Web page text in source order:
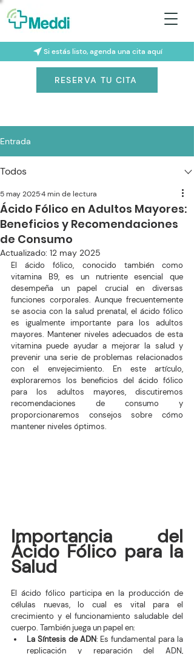
Si estás listo, agenda una cita aquí
RESERVA TU CITA
Entrada
Todos
Ácido Fólico en Adultos Mayores:
Beneficios y Recomendaciones
de Consumo
5 may 20254 min de lectura
Actualizado: 12 may 2025
El ácido fólico, conocido también como
vitamina B9, es un nutriente esencial que
desempeña un papel crucial en diversas
funciones corporales. Aunque frecuentemente
se asocia con la salud prenatal, el ácido fólico
es igualmente importante para los adultos
mayores. Mantener niveles adecuados de esta
vitamina puede ayudar a mejorar la salud y
prevenir una serie de problemas relacionados
con el envejecimiento. En este artículo,
exploraremos los beneficios del ácido fólico
para los adultos mayores, discutiremos
recomendaciones de consumo y
proporcionaremos consejos sobre cómo
mantener niveles óptimos.
Importancia del
Ácido Fólico para la
Salud
El ácido fólico participa en la producción de
células nuevas, lo cual es vital para el
crecimiento y el funcionamiento saludable del
cuerpo. También juega un papel en:
La Síntesis de ADN: Es fundamental para la
replicación y reparación del ADN,